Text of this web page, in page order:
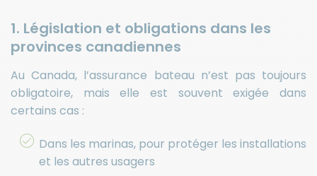
1. Législation et obligations dans les
provinces canadiennes
Au Canada, l’assurance bateau n’est pas toujours
obligatoire, mais elle est souvent exigée dans
certains cas :
Dans les marinas, pour protéger les installations
et les autres usagers